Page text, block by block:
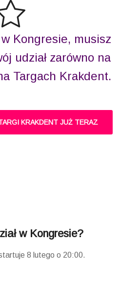
Kongresie, musisz
udział zarówno na
Targach Krakdent.
KRAKDENT JUŻ TERAZ
w Kongresie?
8 lutego o 20:00.